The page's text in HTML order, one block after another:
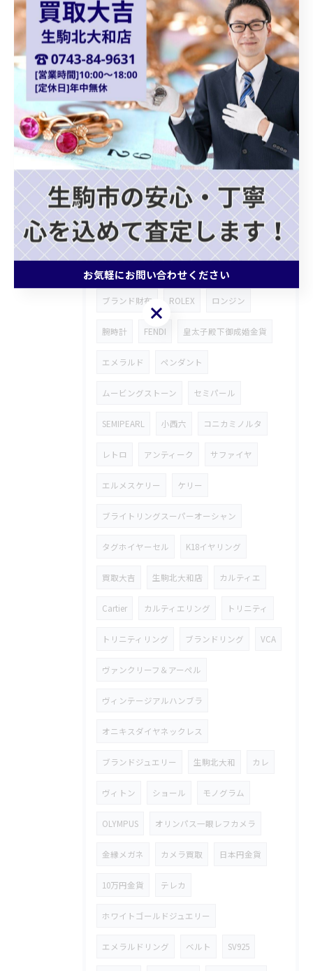
オーストリア金貨 コロナ金貨
天皇陛下御即位金貨 シャネルバッグ
ダイアナモデル ブランドバッグ
貴金属買取 ショパール Chopard
クォーツ カプシーヌ プラダバッグ
グッチショルダーバッグ
ホワイトゴールドアクセサリー
ゴールドジュエリー ブランドバッグ買取
モノグラムトリヨン 記念メダル
ブランド財布 ROLEX ロンジン
腕時計 FENDI 皇太子殿下御成婚金貨
エメラルド ペンダント
ムービングストーン セミパール
SEMIPEARL 小西六 コニカミノルタ
レトロ アンティーク サファイヤ
エルメスケリー ケリー
ブライトリングスーパーオーシャン
タグホイヤーセル K18イヤリング
買取大吉 生駒北大和店 カルティエ
Cartier カルティエリング トリニティ
トリニティリング ブランドリング VCA
ヴァンクリーフ＆アーペル
ヴィンテージアルハンブラ
オニキスダイヤネックレス
ブランドジュエリー 生駒北大和 カレ
ヴィトン ショール モノグラム
OLYMPUS オリンパス一眼レフカメラ
金縁メガネ カメラ買取 日本円金貨
10万円金貨 テレカ
ホワイトゴールドジュエリー
エメラルドリング ベルト SV925
お気軽にお問い合わせください
お気軽にお問い合わせください